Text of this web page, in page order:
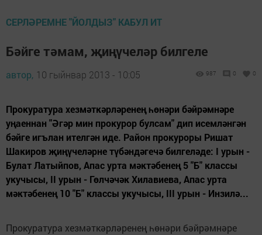
СЕРЛӘРЕМНЕ "ЙОЛДЫЗ" КАБУЛ ИТ
Бәйге тәмам, җиңүчеләр билгеле
автор, 10 гыйнвар 2013 - 10:05 987 0 0
Прокуратура хезмәткәрләренең һөнәри бәйрәмнәре
уңаеннан "Әгәр мин прокурор булсам" дип исемләнгән
бәйге игълан ителгән иде. Район прокуроры Ришат
Шакиров җиңүчеләрне түбәндәгечә билгеләде: I урын -
Булат Латыйпов, Апас урта мәктәбенең 5 "Б" классы
укучысы, II урын - Гөлчәчәк Хилавиева, Апас урта
мәктәбенең 10 "Б" классы укучысы, III урын - Инзилә...
Прокуратура хезмәткәрләренең һөнәри бәйрәмнәре